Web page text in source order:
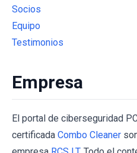
Socios
Equipo
Testimonios
Empresa
El portal de ciberseguridad
certificada Combo Cleaner